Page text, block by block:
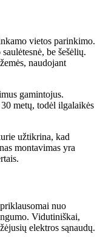
vietos parinkimo.
be šešėlių.
naudojant
gamintojus.
metų, todėl ilgalaikės
užtikrina, kad
montavimas yra
nuo
Vidutiniškai,
elektros sąnaudų.